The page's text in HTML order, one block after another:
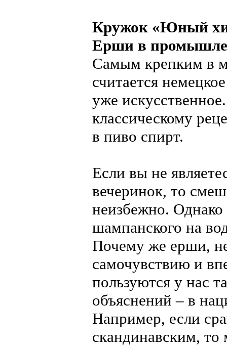
Кружок «Юный
Ерши в
Самым крепким в
считается
уже
классическому
в пиво спирт.
Если вы не
вечеринок, то
неизбежно. Однако
шампанского на
Почему же ерши,
самочувствию и
пользуются у нас
объяснений – в
Например, если
скандинавским, то